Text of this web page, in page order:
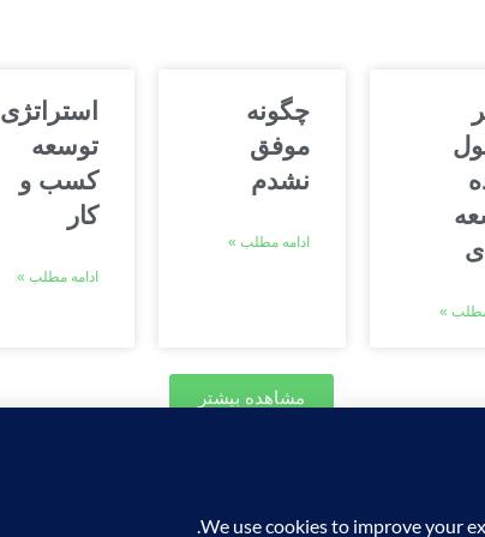
مطلب »
چگونه
موفق
نشدم
ادامه مطلب »
استراتژی
توسعه
کسب و
کار
ادامه مطلب »
مشاهده بیشتر